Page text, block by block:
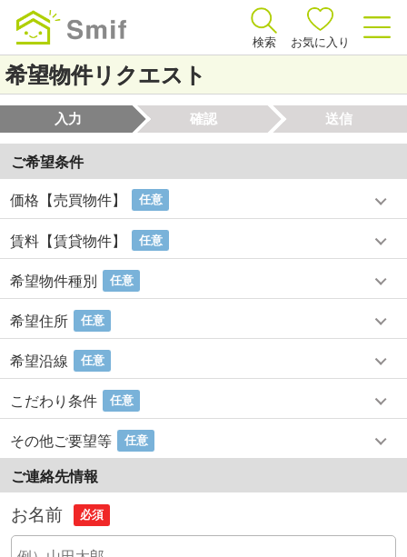
検索 お気に入り
希望物件リクエスト
入力 確認 送信
ご希望条件
価格【売買物件】 任意
賃料【賃貸物件】 任意
希望物件種別 任意
希望住所 任意
希望沿線 任意
こだわり条件 任意
その他ご要望等 任意
ご連絡先情報
お名前 必須